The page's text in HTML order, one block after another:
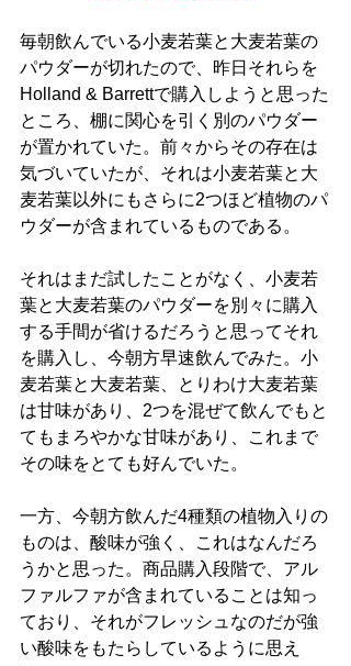
毎朝飲んでいる小麦若葉と大麦若葉の
パウダーが切れたので、昨日それらを
Holland & Barrettで購入しようと思った
ところ、棚に関心を引く別のパウダー
が置かれていた。前々からその存在は
気づいていたが、それは小麦若葉と大
麦若葉以外にもさらに2つほど植物のパ
ウダーが含まれているものである。
それはまだ試したことがなく、小麦若
葉と大麦若葉のパウダーを別々に購入
する手間が省けるだろうと思ってそれ
を購入し、今朝方早速飲んでみた。小
麦若葉と大麦若葉、とりわけ大麦若葉
は甘味があり、2つを混ぜて飲んでもと
てもまろやかな甘味があり、これまで
その味をとても好んでいた。
一方、今朝方飲んだ4種類の植物入りの
ものは、酸味が強く、これはなんだろ
うかと思った。商品購入段階で、アル
ファルファが含まれていることは知っ
ており、それがフレッシュなのだが強
い酸味をもたらしているように思え